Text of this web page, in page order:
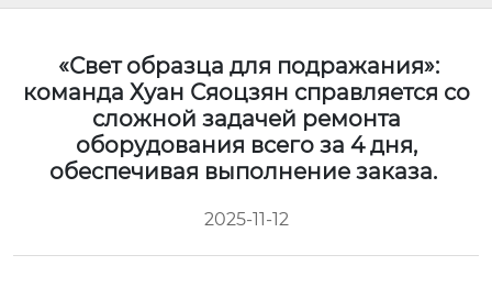
«Свет образца для подражания»:
команда Хуан Сяоцзян справляется со
сложной задачей ремонта
оборудования всего за 4 дня,
обеспечивая выполнение заказа.
2025-11-12